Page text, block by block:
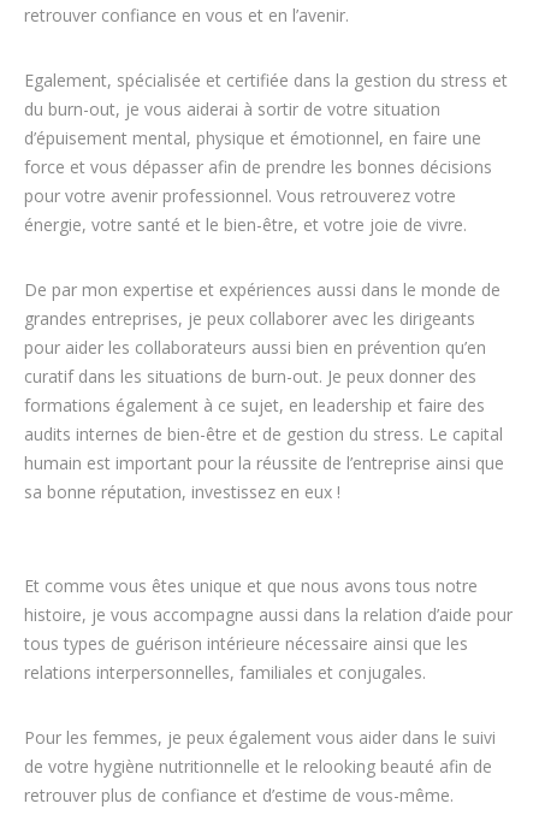
retrouver confiance en vous et en l’avenir.
Egalement, spécialisée et certifiée dans la gestion du stress et
du burn-out, je vous aiderai à sortir de votre situation
d’épuisement mental, physique et émotionnel, en faire une
force et vous dépasser afin de prendre les bonnes décisions
pour votre avenir professionnel. Vous retrouverez votre
énergie, votre santé et le bien-être, et votre joie de vivre.
De par mon expertise et expériences aussi dans le monde de
grandes entreprises, je peux collaborer avec les dirigeants
pour aider les collaborateurs aussi bien en prévention qu’en
curatif dans les situations de burn-out. Je peux donner des
formations également à ce sujet, en leadership et faire des
audits internes de bien-être et de gestion du stress. Le capital
humain est important pour la réussite de l’entreprise ainsi que
sa bonne réputation, investissez en eux !
Et comme vous êtes unique et que nous avons tous notre
histoire, je vous accompagne aussi dans la relation d’aide pour
tous types de guérison intérieure nécessaire ainsi que les
relations interpersonnelles, familiales et conjugales.
Pour les femmes, je peux également vous aider dans le suivi
de votre hygiène nutritionnelle et le relooking beauté afin de
retrouver plus de confiance et d’estime de vous-même.